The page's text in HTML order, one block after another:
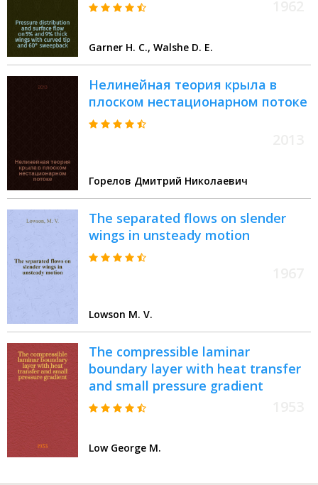
Garner H. C., Walshe D. E.
Нелинейная теория крыла в
плоском нестационарном потоке
Горелов Дмитрий Николаевич
The separated flows on slender
wings in unsteady motion
Lowson M. V.
The compressible laminar
boundary layer with heat transfer
and small pressure gradient
Low George M.